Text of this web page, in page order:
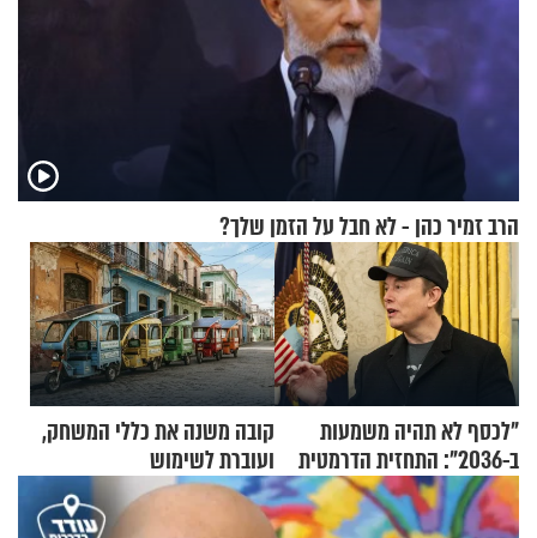
הרב זמיר כהן - לא חבל על הזמן שלך?
"לכסף לא תהיה משמעות
ב-2036": התחזית הדרמטית
של אילון מאסק על עתיד
הכלכלה
קובה משנה את כללי המשחק,
ועוברת לשימוש
בתלת־אופנועים סולאריים